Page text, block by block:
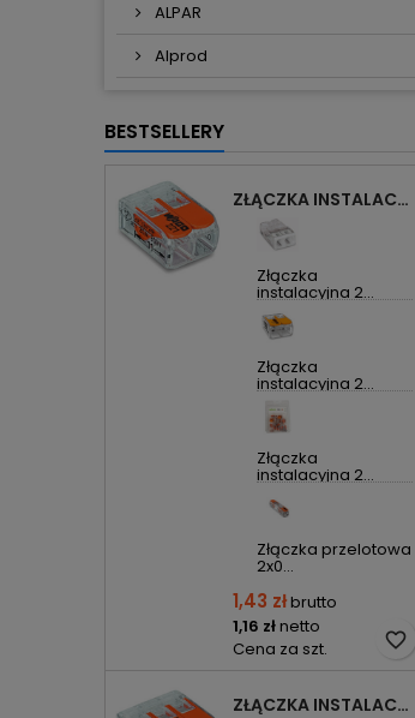
ALPAR
Alprod
BESTSELLERY
ZŁĄCZKA INSTALACYJNA 2X UNIWERSALNA COMPACT 221-412 WAGO
Złączka
instalacyjna 2...
Złączka
instalacyjna 2...
Złączka
instalacyjna 2...
Złączka przelotowa
2x0...
1,43 złbrutto
1,16 złnetto
Cena za szt.
favorite_border
ZŁĄCZKA INSTALACYJNA 3X UNIWERSALNA COMPACT 221-413 WAGO